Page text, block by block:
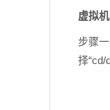
虚拟
步骤
择“cd/